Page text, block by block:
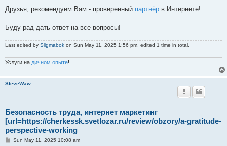
s
Друзья, рекомендуем Вам - проверенный партнёр в Интернете!
Буду рад дать ответ на все вопросы!
Last edited by Sligmabok on Sun May 11, 2025 1:56 pm, edited 1 time in total.
Услуги на дичном опыте!
SteveWaw
Безопасность труда, интернет маркетинг
[url=https://cherkessk.svetlozar.ru/review/obzory/a-gratitude-
perspective-working
PSun May 11, 2025 10:08 am